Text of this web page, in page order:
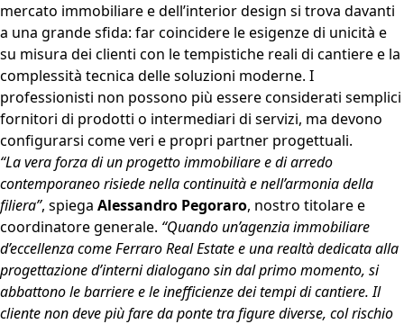
mercato immobiliare e dell’interior design si trova davanti
a una grande sfida: far coincidere le esigenze di unicità e
su misura dei clienti con le tempistiche reali di cantiere e la
complessità tecnica delle soluzioni moderne. I
professionisti non possono più essere considerati semplici
fornitori di prodotti o intermediari di servizi, ma devono
configurarsi come veri e propri partner progettuali.
“La vera forza di un progetto immobiliare e di arredo
contemporaneo risiede nella continuità e nell’armonia della
filiera”, spiega Alessandro Pegoraro, nostro titolare e
coordinatore generale. “Quando un’agenzia immobiliare
d’eccellenza comeFerraro Real Estatee una realtà dedicata alla
progettazione d’interni dialogano sin dal primo momento, si
abbattono le barriere e le inefficienze dei tempi di cantiere. Il
cliente non deve più fare da ponte tra figure diverse, col rischio